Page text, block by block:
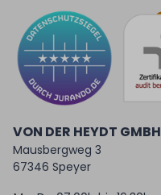
VON DER HEYDT GMBH
Mausbergweg 3
67346 Speyer